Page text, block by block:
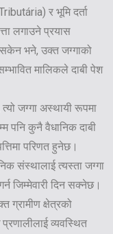
र भूमि दर्ता
लगाउने प्रयास
भने, उक्त जग्गाको
मालिकले दाबी पेश
जग्गा अस्थायी रूपमा
पनि कुनै वैधानिक दाबी
परिणत हुनेछ।
संस्थालाई त्यस्ता जग्गा
जिम्मेवारी दिन सक्नेछ।
ग्रामीण क्षेत्रको
व्यवस्थित